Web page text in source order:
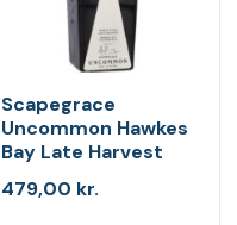
Scapegrace
Uncommon Hawkes
Bay Late Harvest
479,00 kr.